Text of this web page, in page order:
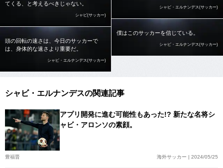
てくる、と考えるべきじゃない。
シャビ(サッカー)
シャビ・エルナンデス(サッカー)
頭の回転の速さは、今日のサッカーで
は、身体的な速さより重要だ。
シャビ・エルナンデス(サッカー)
僕はこのサッカーを信じている。
シャビ・エルナンデス(サッカー)
シャビ・エルナンデスの関連記事
アプリ開発に進む可能性もあった!? 新たな名将シ
ャビ・アロンソの素顔。
豊福晋 海外サッカー | 2024/05/25